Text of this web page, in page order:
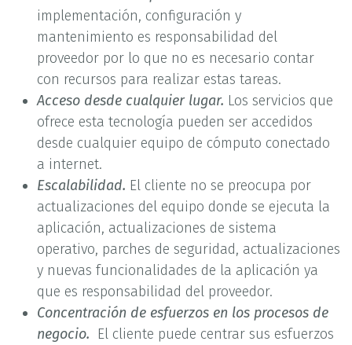
implementación, configuración y
mantenimiento es responsabilidad del
proveedor por lo que no es necesario contar
con recursos para realizar estas tareas.
Acceso desde cualquier lugar. Los servicios que
ofrece esta tecnología pueden ser accedidos
desde cualquier equipo de cómputo conectado
a internet.
Escalabilidad. El cliente no se preocupa por
actualizaciones del equipo donde se ejecuta la
aplicación, actualizaciones de sistema
operativo, parches de seguridad, actualizaciones
y nuevas funcionalidades de la aplicación ya
que es responsabilidad del proveedor.
Concentración de esfuerzos en los procesos de
negocio. El cliente puede centrar sus esfuerzos